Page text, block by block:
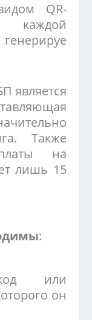
QR-
является
Также
на
лишь 15
:
код или
он